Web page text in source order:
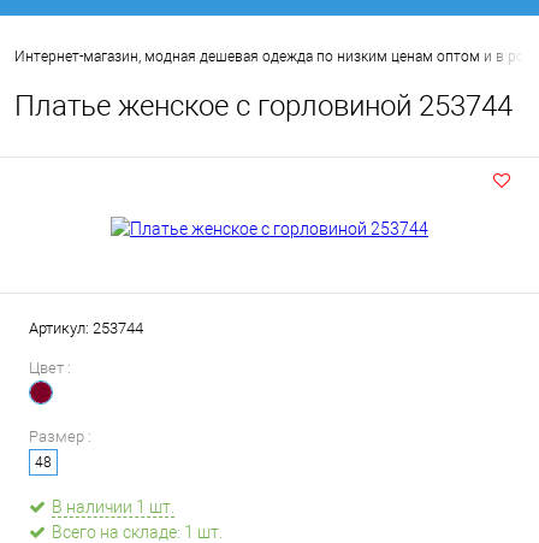
Интернет-магазин, модная дешевая одежда по низким ценам оптом и в
Платье женское с горловиной 253744
Артикул: 253744
Цвет :
Размер :
48
В наличии 1 шт.
Всего на складе: 1 шт.